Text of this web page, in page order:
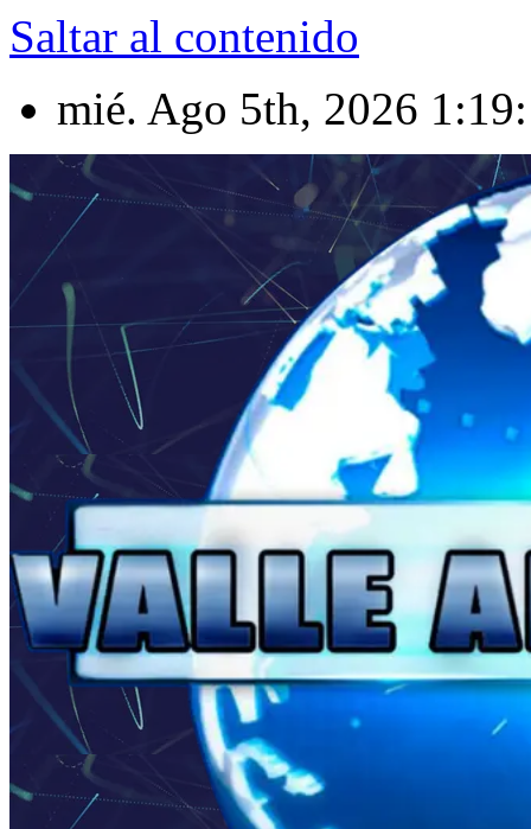
Saltar al contenido
mié. Ago 5th, 2026